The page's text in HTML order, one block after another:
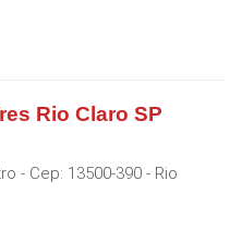
Rio Claro SP
- Cep: 13500-390 - Rio